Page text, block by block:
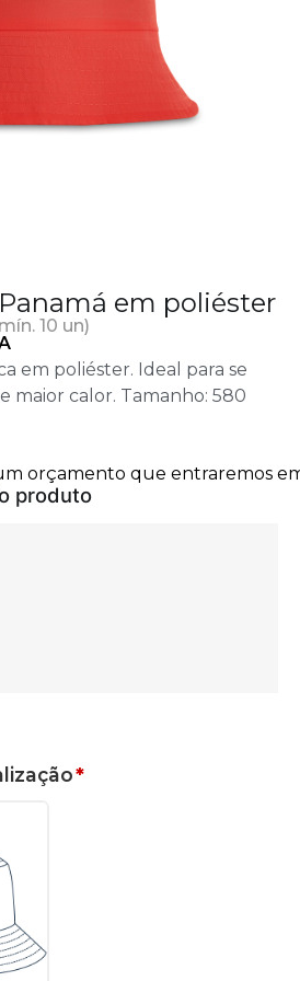
em poliéster
10 un)
em poliéster. Ideal para se
maior calor. Tamanho: 580
*